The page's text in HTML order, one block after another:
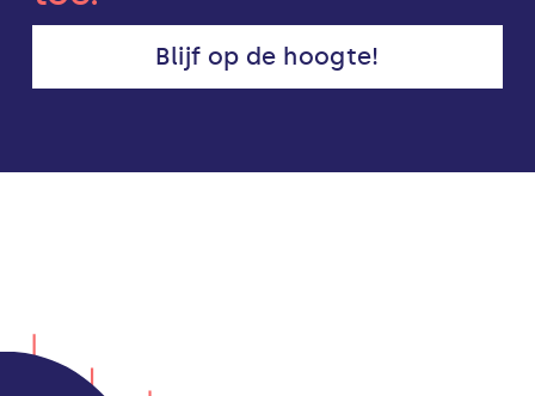
Blijf op de hoogte!